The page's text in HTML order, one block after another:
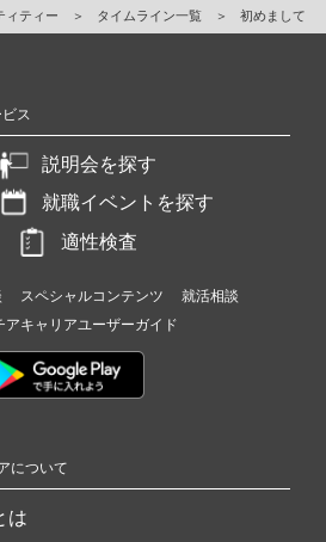
ィティー ＞ タイムライン一覧 ＞ 初めまして
ス
説明会を探す
就職イベントを探す
適性検査
スペシャルコンテンツ
就活相談
アキャリアユーザーガイド
について
は